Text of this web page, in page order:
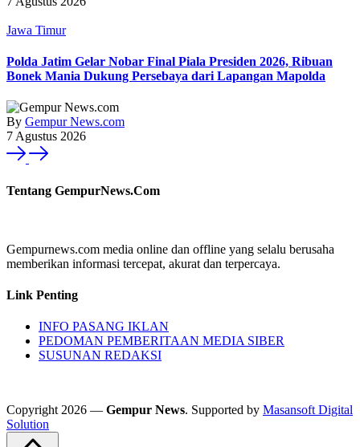
Jawa Timur
Polda Jatim Gelar Nobar Final Piala Presiden 2026, Ribuan
Bonek Mania Dukung Persebaya dari Lapangan Mapolda
By Gempur News.com
7 Agustus 2026
Tentang GempurNews.Com
Gempurnews.com media online dan offline yang selalu berusaha
memberikan informasi tercepat, akurat dan terpercaya.
Link Penting
INFO PASANG IKLAN
PEDOMAN PEMBERITAAN MEDIA SIBER
SUSUNAN REDAKSI
Copyright 2026 — Gempur News. Supported by Masansoft Digital
Solution